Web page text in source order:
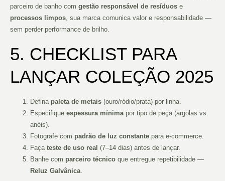
parceiro de banho com gestão responsável de resíduos e
processos limpos, sua marca comunica valor e responsabilidade —
sem perder performance de brilho.
5. CHECKLIST PARA
LANÇAR COLEÇÃO 2025
Defina paleta de metais (ouro/ródio/prata) por linha.
Especifique espessura mínima por tipo de peça (argolas vs.
anéis).
Fotografe com padrão de luz constante para e-commerce.
Faça teste de uso real (7–14 dias) antes de lançar.
Banhe com parceiro técnico que entregue repetibilidade —
Reluz Galvânica